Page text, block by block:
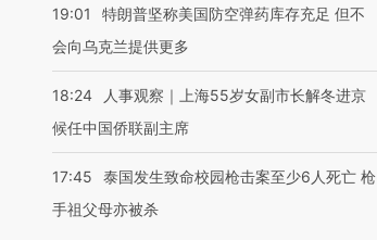
19:01
特朗普坚称美国防空弹药库存充足 但不
会向乌克兰提供更多
18:24
人事观察｜上海55岁女副市长解冬进京
候任中国侨联副主席
17:45
泰国发生致命校园枪击案至少6人死亡 枪
手祖父母亦被杀